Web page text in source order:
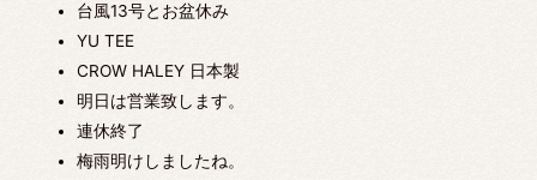
台風13号とお盆休み
YU TEE
CROW HALEY 日本製
明日は営業致します。
連休終了
梅雨明けしましたね。